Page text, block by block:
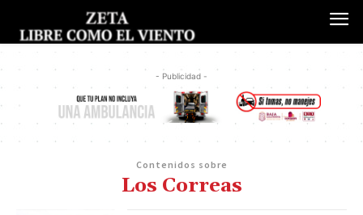
- Publicidad -
Contenidos sobre
Los Correas